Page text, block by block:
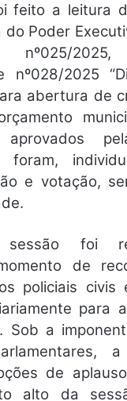
feito a leitura
Poder
nº025/2025,
nº028/2025
abertura de
foram,
e votação,
foi
de
policiais civis
para
Sob a
de
alto da